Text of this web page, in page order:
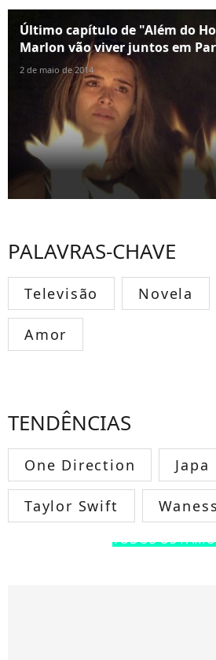
Último capítulo de "Além do
Marlon vão viver juntos em
2 de maio de 2014
PALAVRAS-CHAVE
Televisão Novela
Amor
TENDÊNCIAS
One Direction Japa
Taylor Swift
TODOS OS